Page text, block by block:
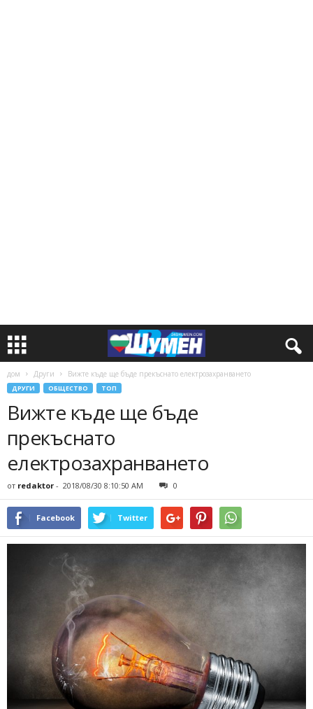
дом Други Вижте къде ще бъде прекъснато електрозахранването
ДРУГИ ОБЩЕСТВО ТОП
Вижте къде ще бъде
прекъснато
електрозахранването
от redaktor - 2018/08/30 8:10:50 AM 0
Facebook Twitter